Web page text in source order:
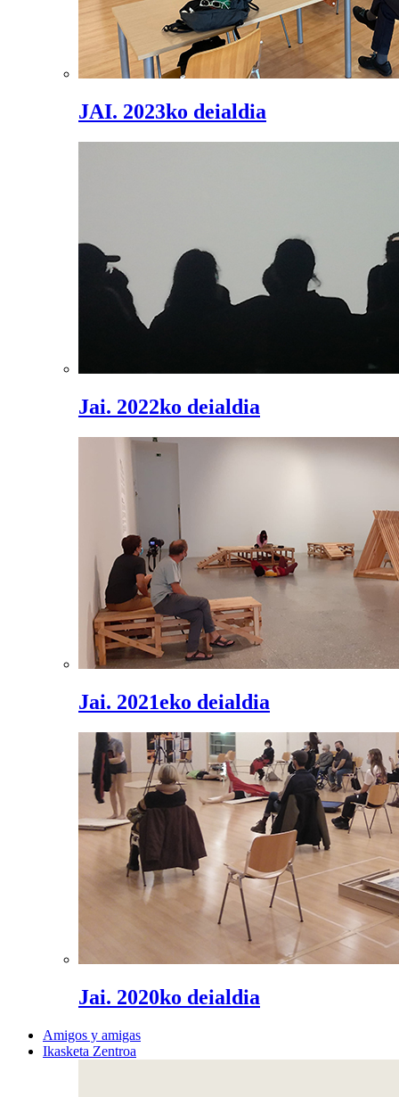
JAI. 2023ko deialdia
Jai. 2022ko deialdia
Jai. 2021eko deialdia
Jai. 2020ko deialdia
Amigos y amigas
Ikasketa Zentroa